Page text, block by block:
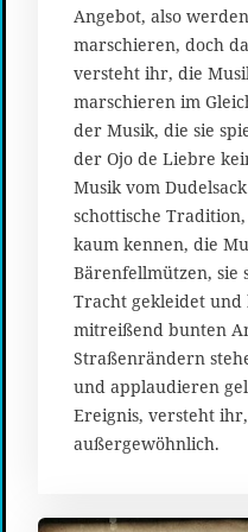
Angebot, also
marschieren, doch
versteht ihr, die
marschieren im
der Musik, die sie
der Ojo de Liebre
Musik vom
schottische
kaum kennen, die
Bärenfellmützen, sie
Tracht gekleidet und
mitreißend bunten
Straßenrändern
und applaudieren
Ereignis, versteht ihr,
außergewöhnlich.